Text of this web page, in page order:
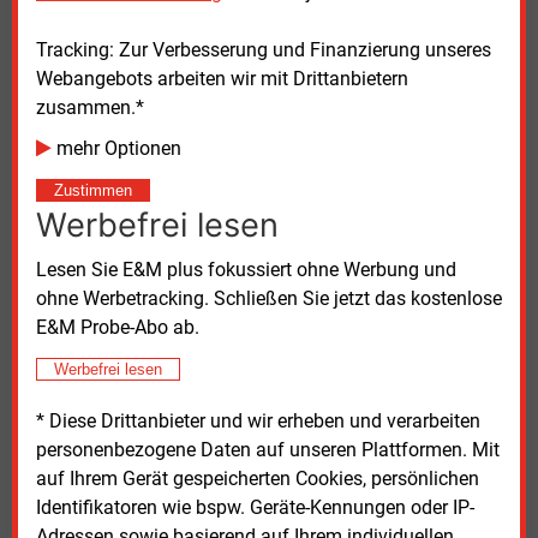
Tracking: Zur Verbesserung und Finanzierung unseres
Webangebots arbeiten wir mit Drittanbietern
zusammen.*
mehr Optionen
Zustimmen
Werbefrei lesen
Lesen Sie E&M plus fokussiert ohne Werbung und
ohne Werbetracking. Schließen Sie jetzt das kostenlose
E&M Probe-Abo ab.
Werbefrei lesen
* Diese Drittanbieter und wir erheben und verarbeiten
personenbezogene Daten auf unseren Plattformen. Mit
auf Ihrem Gerät gespeicherten Cookies, persönlichen
Identifikatoren wie bspw. Geräte-Kennungen oder IP-
Wichtiger Indikator für den wirtschaftlichen Effekt
einer Branche in der Region ist nicht nur die direkte
Wertschöpfung, sondern sind auch die Umsätze der
beteiligten Unternehmen und entstehende
Arbeitsplätze. „Schon heute sind die Unternehmen
der erneuerbaren Energien wichtige Arbeitgeber in
Brandenburg“, erklärt Jan Hinrich Glahr, Vorsitzender
des LEE BB. „Die Studie zeigt, dass der Bedarf an
qualifizierten Arbeitskräften – und damit das
Angebot attraktiver Jobs bei den Erneuerbaren –
Umsatz von 1,9 Milliarden Euro, bei der Solarbranche
waren es 2 Milliarden Euro im Jahr 2023
Zusammengenommen könnten beide Branchen laut
Studie bis 2040 auf einen Umsatz von über